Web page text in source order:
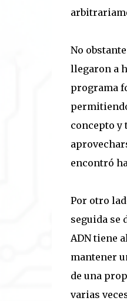
No
llegaron a
programa
concepto y
encontró
Por otro
seguida se
ADN tiene
mantener
de una
varias